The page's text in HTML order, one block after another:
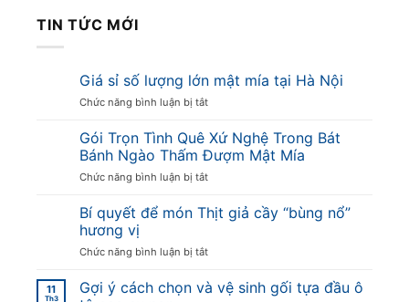
460.000 ₫
TIN TỨC MỚI
Giá sỉ số lượng lớn mật mía tại Hà Nội
Chức năng bình luận bị tắtở
sỉ
số
lượng
lớn
mía
Nội
Gói Trọn Tình Quê Xứ Nghệ Trong Bát
Bánh Ngào Thấm Đượm Mật Mía
Chức năng bình luận bị tắtở
Trọn
Tình
Xứ
Trong
Bí quyết để món Thịt giả cầy “bùng nổ”
hương vị
Chức năng bình luận bị tắtở
quyết
để
11
Th3
Gợi ý cách chọn và vệ sinh gối tựa đầu ô